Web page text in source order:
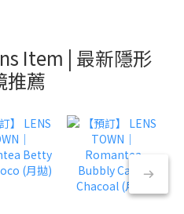
Item | 最新隱形
推薦